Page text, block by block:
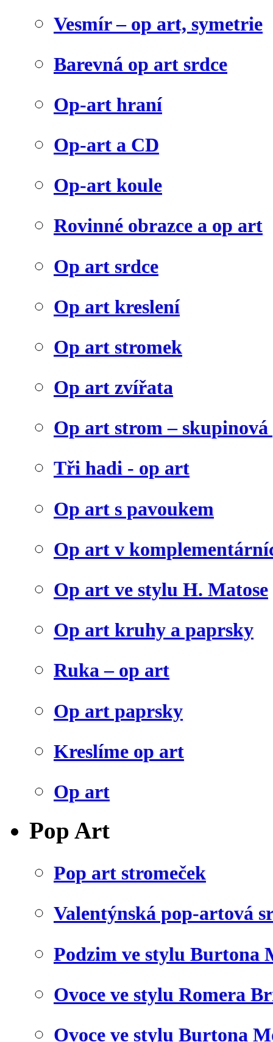
Vesmír – op art, symetrie
Barevná op art srdce
Op-art hraní
Op-art a CD
Op-art koule
Rovinné obrazce a op art
Op art srdce
Op art kreslení
Op art stromek
Op art zvířata
Op art strom – skupinová
Tři hadi - op art
Op art s pavoukem
Op art v
Op art ve stylu H. Matose
Op art kruhy a paprsky
Ruka – op art
Op art paprsky
Kreslíme op art
Op art
Pop Art
Pop art stromeček
Valentýnská pop-artová
Podzim ve stylu Burtona
Ovoce ve stylu Romera
Ovoce ve stylu Burtona